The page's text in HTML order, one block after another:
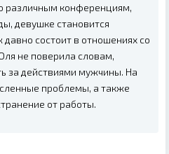
различным конференциям,
девушке становится
состоит в отношениях со
не поверила словам,
за действиями мужчины. На
проблемы, а также
от работы.